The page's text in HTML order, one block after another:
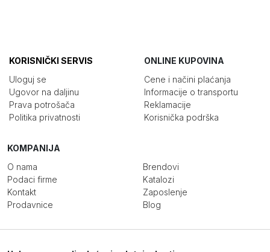
KORISNIČKI SERVIS
Uloguj se
Ugovor na daljinu
Prava potrošača
Politika privatnosti
ONLINE KUPOVINA
Cene i načini plaćanja
Informacije o transportu
Reklamacije
Korisnička podrška
KOMPANIJA
O nama
Podaci firme
Kontakt
Prodavnice
Brendovi
Katalozi
Zaposlenje
Blog